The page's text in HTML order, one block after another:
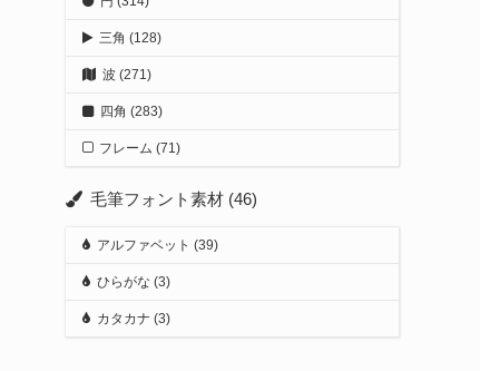
三角 (128)
波 (271)
四角 (283)
フレーム (71)
毛筆フォント素材 (46)
アルファベット (39)
ひらがな (3)
カタカナ (3)